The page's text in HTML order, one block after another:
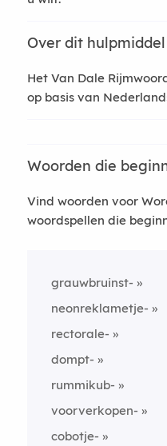
Over dit hulpmiddel
Het Van Dale
op basis van
Woorden die
Vind woorden voor
woordspellen die
grauwbruinst-
neonreklametje-
rectorale-
dompt-
rummikub-
voorverkopen-
cobotje-